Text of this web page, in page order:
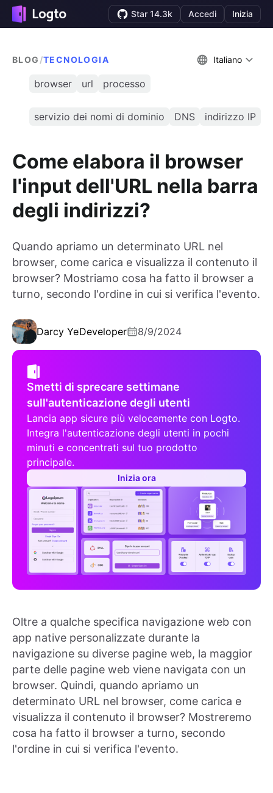
Star 14.3k Accedi Inizia
BLOG /TECNOLOGIA Italiano
browser url processo
servizio dei nomi di dominio DNS indirizzo IP
Come elabora il browser
l'input dell'URL nella barra
degli indirizzi?
Quando apriamo un determinato URL nel
browser, come carica e visualizza il contenuto il
browser? Mostriamo cosa ha fatto il browser a
turno, secondo l'ordine in cui si verifica l'evento.
Darcy YeDeveloper 8/9/2024
Smetti di sprecare settimane
sull'autenticazione degli utenti
Lancia app sicure più velocemente con Logto.
Integra l'autenticazione degli utenti in pochi
minuti e concentrati sul tuo prodotto
principale.
Inizia ora
Oltre a qualche specifica navigazione web con
app native personalizzate durante la
navigazione su diverse pagine web, la maggior
parte delle pagine web viene navigata con un
browser. Quindi, quando apriamo un
determinato URL nel browser, come carica e
visualizza il contenuto il browser? Mostreremo
cosa ha fatto il browser a turno, secondo
l'ordine in cui si verifica l'evento.